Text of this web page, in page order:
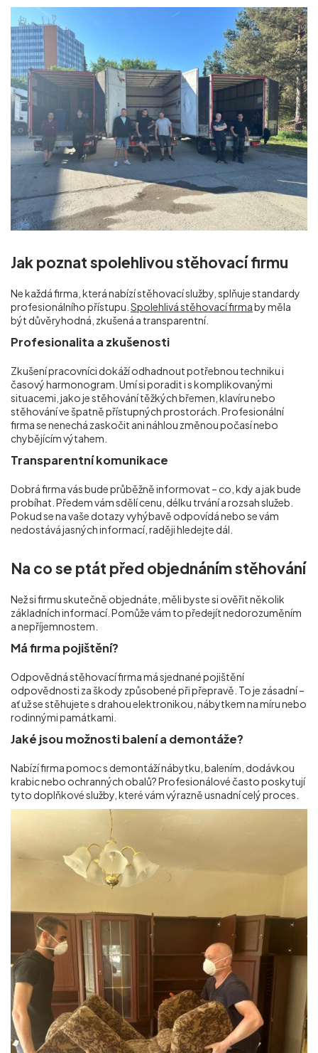
Jak poznat spolehlivou stěhovací firmu
Ne každá firma, která nabízí stěhovací služby, splňuje standardy
profesionálního přístupu. Spolehlivá stěhovací firmaby měla
být důvěryhodná, zkušená a transparentní.
Profesionalita a zkušenosti
Zkušení pracovníci dokáží odhadnout potřebnou techniku i
časový harmonogram. Umí si poradit i s komplikovanými
situacemi, jako je stěhování těžkých břemen, klavíru nebo
stěhování ve špatně přístupných prostorách. Profesionální
firma se nenechá zaskočit ani náhlou změnou počasí nebo
chybějícím výtahem.
Transparentní komunikace
Dobrá firma vás bude průběžně informovat – co, kdy a jak bude
probíhat. Předem vám sdělí cenu, délku trvání a rozsah služeb.
Pokud se na vaše dotazy vyhýbavě odpovídá nebo se vám
nedostává jasných informací, raději hledejte dál.
Na co se ptát před objednáním stěhování
Než si firmu skutečně objednáte, měli byste si ověřit několik
základních informací. Pomůže vám to předejít nedorozuměním
a nepříjemnostem.
Má firma pojištění?
Odpovědná stěhovací firma má sjednané pojištění
odpovědnosti za škody způsobené při přepravě. To je zásadní –
ať už se stěhujete s drahou elektronikou, nábytkem na míru nebo
rodinnými památkami.
Jaké jsou možnosti balení a demontáže?
Nabízí firma pomoc s demontáží nábytku, balením, dodávkou
krabic nebo ochranných obalů? Profesionálové často poskytují
tyto doplňkové služby, které vám výrazně usnadní celý proces.